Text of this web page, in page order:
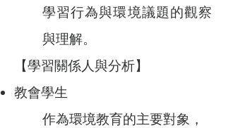
學習行為與環境議題的觀察
與理解。
【學習關係人與分析】
教會學生
作為環境教育的主要對象，